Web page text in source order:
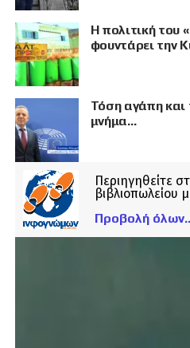
Η πολιτική του
φουντάρει την
Τόση αγάπη και
μνήμα…
Περιηγηθείτε
βιβλιοπωλείου
Προβολή όλων